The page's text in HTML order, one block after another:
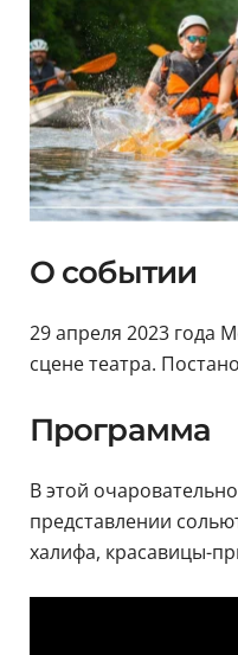
О событии
29 апреля 2023 года
сцене театра.
Программа
В этой
представлении
халифа, красавицы-